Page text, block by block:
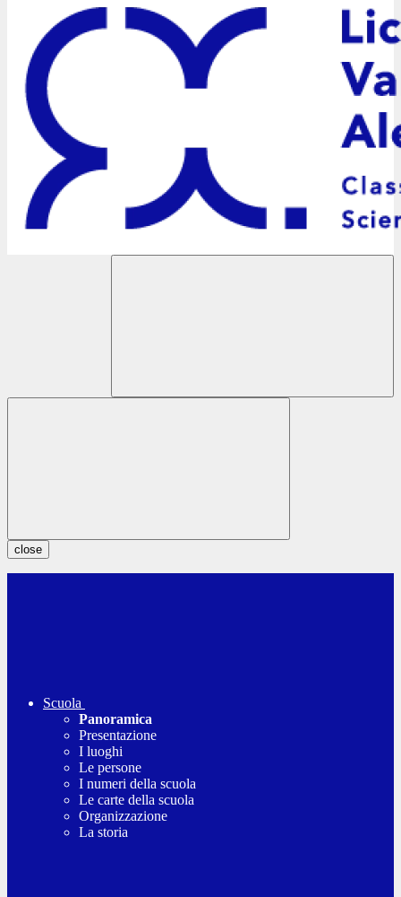
close
Scuola
Panoramica
Presentazione
I luoghi
Le persone
I numeri della scuola
Le carte della scuola
Organizzazione
La storia